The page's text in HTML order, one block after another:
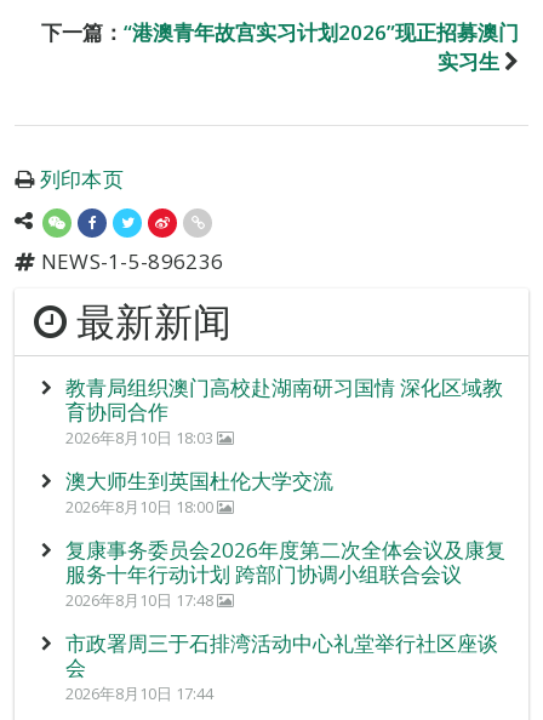
下一篇： “港澳青年故宫实习计划2026”现正招募澳门
实习生
列印本页
NEWS-1-5-896236
最新新闻
教青局组织澳门高校赴湖南研习国情 深化区域教
育协同合作
2026年8月10日 18:03
澳大师生到英国杜伦大学交流
2026年8月10日 18:00
复康事务委员会2026年度第二次全体会议及康复
服务十年行动计划 跨部门协调小组联合会议
2026年8月10日 17:48
市政署周三于石排湾活动中心礼堂举行社区座谈
会
2026年8月10日 17:44